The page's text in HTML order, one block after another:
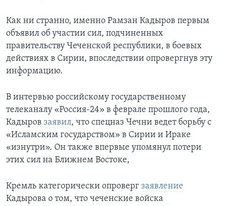
Как ни странно, именно Рамзан Кадыров первым
объявил об участии сил, подчиненных
правительству Чеченской республики, в боевых
действиях в Сирии, впоследствии опровергнув эту
информацию.
В интервью российскому государственному
телеканалу «Россия-24» в феврале прошлого года,
Кадыров заявил, что спецназ Чечни ведет борьбу с
«Исламским государством» в Сирии и Ираке
«изнутри». Он также впервые упомянул потери
этих сил на Ближнем Востоке,
Кремль категорически опроверг заявление
Кадырова о том, что чеченские войска